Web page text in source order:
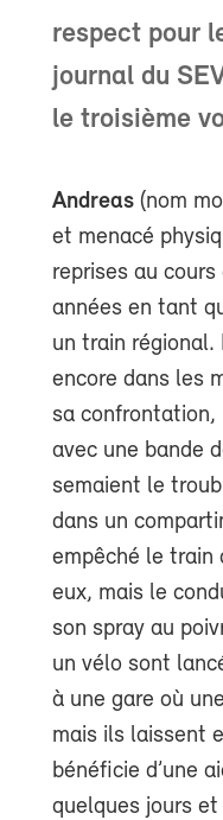
respect pour
journal du
le troisième
Andreas (nom
et menacé
reprises au
années en tant
un train régional.
encore dans les
sa
avec une bande
semaient le
dans un
empêché le train
eux, mais le
son spray au
un vélo sont
à une gare où
mais ils laissent
bénéficie d’une
quelques jours